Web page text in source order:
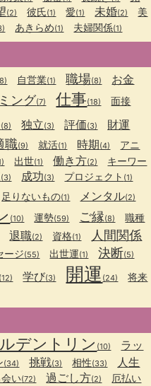
(2) 彼氏(1) 愛(1) 未婚(2)
美
あきらめ(1) 夫婦関係(1)
自営業(1) 職場(8) お金
ング(7) 仕事(18) 面接
(8) 独立(3) 評価(3) 財運
職(9) 就活(1) 時期(4)
アニ
出世(1) 働き方(2)
キーワー
(3) 成功(3) プロジェクト (1)
足りないもの(1) メンタル(2)
(10) 運勢(59) ご縁(8) 職種
退職(2) 資格(1) 人間関係
ージ(55) 出世運(1) 決断(5)
(12) 学び(3) 開運 (24)
将来
デントリン (10)
ラッ
(34) 挑戦(3) 相性(33) 人生
い(72) 過ごし方(2) 厄払い